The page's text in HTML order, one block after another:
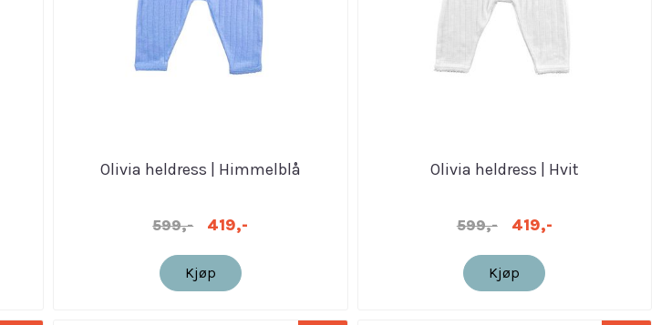
Olivia heldress | Himmelblå
599,- 419,-
Kjøp
Olivia heldress | Hvit
599,- 419,-
Kjøp